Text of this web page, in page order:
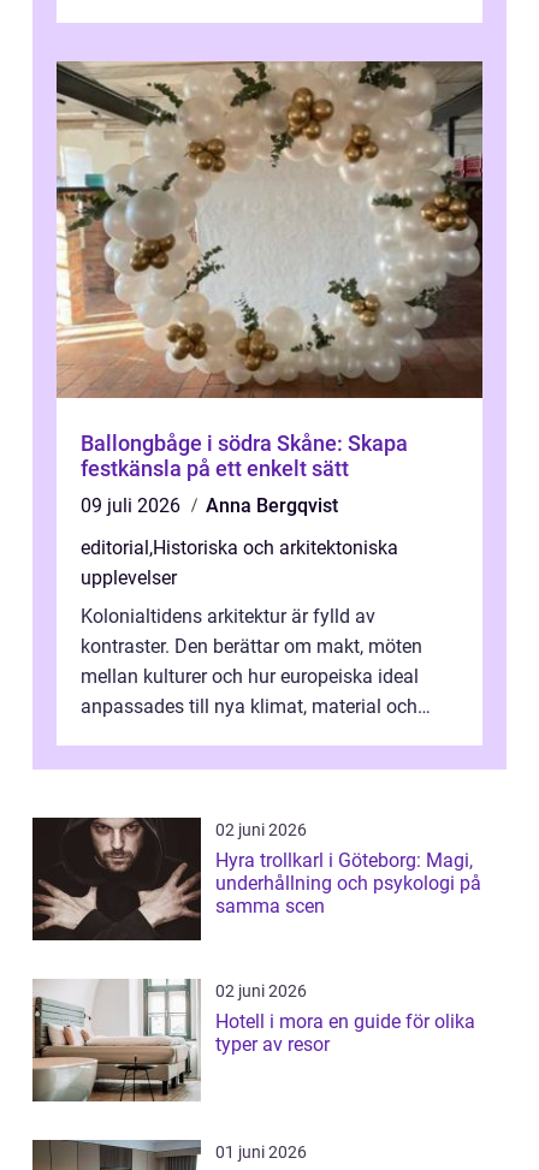
Ballongbåge i södra Skåne: Skapa
festkänsla på ett enkelt sätt
09 juli 2026
Anna Bergqvist
editorial,Historiska och arkitektoniska
upplevelser
Kolonialtidens arkitektur är fylld av
kontraster. Den berättar om makt, möten
mellan kulturer och hur europeiska ideal
anpassades till nya klimat, material och
02 juni 2026
Hyra trollkarl i Göteborg: Magi,
underhållning och psykologi på
samma scen
02 juni 2026
Hotell i mora en guide för olika
typer av resor
01 juni 2026